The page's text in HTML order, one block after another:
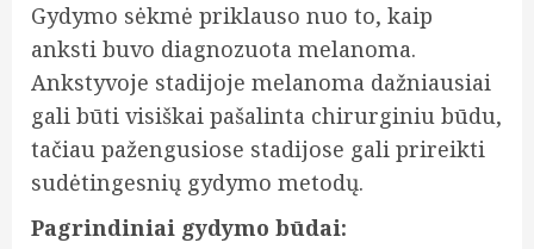
Gydymo sėkmė priklauso nuo to, kaip
anksti buvo diagnozuota melanoma.
Ankstyvoje stadijoje melanoma dažniausiai
gali būti visiškai pašalinta chirurginiu būdu,
tačiau pažengusiose stadijose gali prireikti
sudėtingesnių gydymo metodų.
Pagrindiniai gydymo būdai: